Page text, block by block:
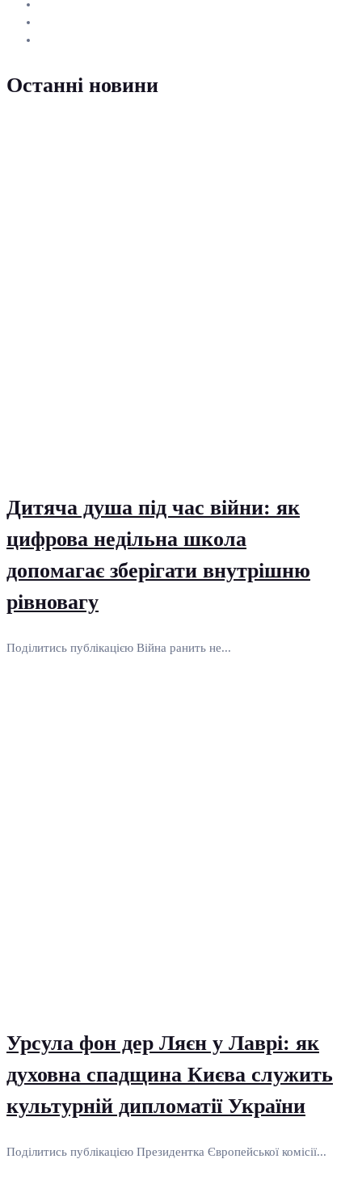
Останні новини
Дитяча душа під час війни: як
цифрова недільна школа
допомагає зберігати внутрішню
рівновагу
Поділитись публікацією Війна ранить не...
Урсула фон дер Ляєн у Лаврі: як
духовна спадщина Києва служить
культурній дипломатії України
Поділитись публікацією Президентка Європейської комісії...